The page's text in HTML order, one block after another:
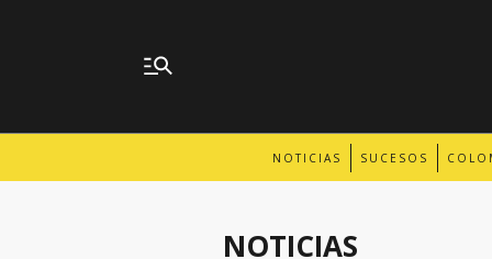
NOTICIAS SUCESOS
NOTICIAS